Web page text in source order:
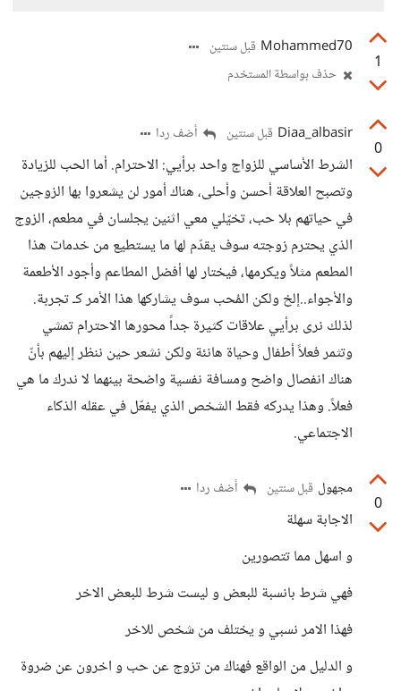
1
Mohammed70 قبل سنتين
حذف بواسطة المستخدم
0
Diaa_albasir قبل سنتين أضف ردا
الشرط الأساسي للزواج واحد برأيي: الاحترام. أما الحب للزيادة
وتصبح العلاقة أحسن وأحلى، هناك أمور لن يشعروا بها الزوجين
في حياتهم بلا حب، تخيّلي معي اثنين يجلسان في مطعم، الزوج
الذي يحترم زوجته سوف يقدّم لها ما يستطيع من خدمات هذا
المطعم مثلاً ويكرمها، فيختار لها أفضل المطاعم وأجود الأطعمة
والأجواء..إلخ ولكن المُحب سوف يشاركها هذا الأمر كـ تجربة.
لذلك نرى برأيي علاقات كثيرة جداً محورها الاحترام تمشي
وتثمر فعلاً أطفال وحياة هانئة ولكن نشعر حين ننظر إليهم بأنّ
هناك انفصال واضح ومسافة نفسية واضحة بينهما لا ندرك ما هي
فعلاً. وهذا يدركه فقط الشخص الذي يفعّل في عقله الذكاء
الاجتماعي.
0
مجهول قبل سنتين أضف ردا
الاجابة سهلة
و اسهل مما تتصورين
فهي شرط بانسبة للبعض و ليست شرط للبعض الاخر
فهذا الامر نسبي و يختلف من شخص للاخر
و الدليل من الواقع فهناك من تزوج عن حب و اخرون عن ضروة